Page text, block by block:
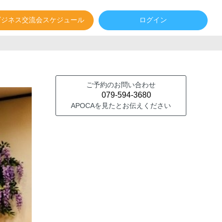
ログイン
ネス交流会スケジュール
ご予約のお問い合わせ
079-594-3680
APOCAを見たとお伝えください